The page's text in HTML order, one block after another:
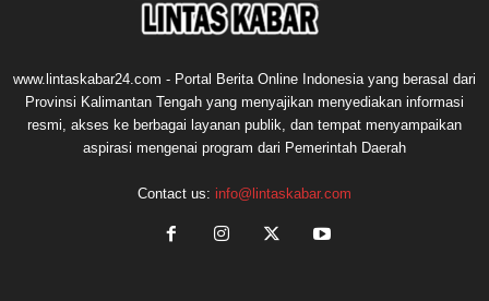
www.lintaskabar24.com - Portal Berita Online Indonesia yang berasal dari
Provinsi Kalimantan Tengah yang menyajikan menyediakan informasi
resmi, akses ke berbagai layanan publik, dan tempat menyampaikan
aspirasi mengenai program dari Pemerintah Daerah
Contact us: info@lintaskabar.com